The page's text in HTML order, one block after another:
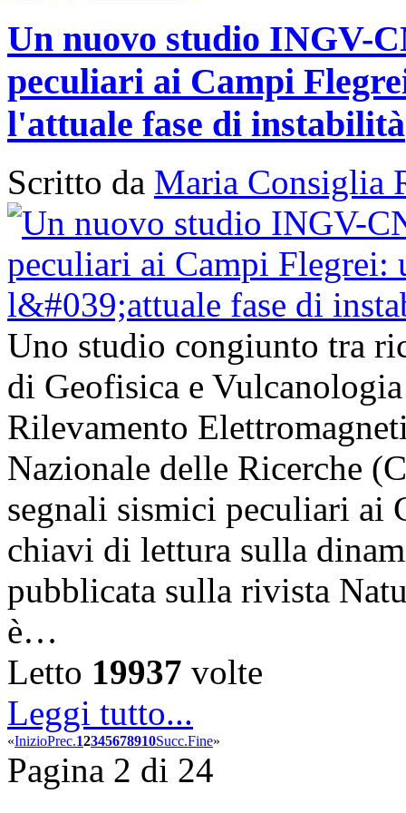
Un nuovo studio INGV-
peculiari ai Campi
l'attuale fase di instabilità
Scritto da Maria Consiglia
Uno studio congiunto tra
di Geofisica e
Rilevamento
Nazionale delle Ricerche
segnali sismici peculiari ai
chiavi di lettura sulla
pubblicata sulla rivista
è…
Letto 19937 volte
Leggi tutto...
«InizioPrec.12345678910Succ.Fine»
Pagina 2 di 24